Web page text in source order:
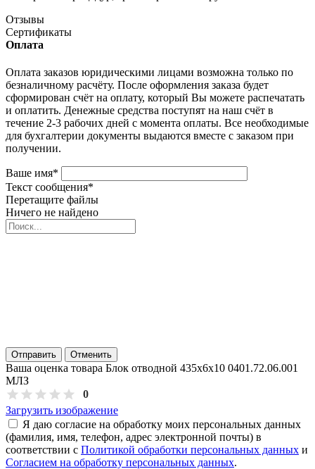
Отзывы
Сертификаты
Оплата
Оплата заказов юридическими лицами возможна только по
безналичному расчёту. После оформления заказа будет
сформирован счёт на оплату, который Вы можете распечатать
и оплатить. Денежные средства поступят на наш счёт в
течение 2-3 рабочих дней с момента оплаты. Все необходимые
для бухгалтерии документы выдаются вместе с заказом при
получении.
Ваше имя*
Текст сообщения*
Перетащите файлы
Ничего не найдено
Отправить Отменить
Ваша оценка товара Блок отводной 435х6х10 0401.72.06.001
МЛЗ
0
Загрузить изображение
Я даю согласие на обработку моих персональных данных
(фамилия, имя, телефон, адрес электронной почты) в
соответствии с Политикой обработки персональных данных и
Согласием на обработку персональных данных.